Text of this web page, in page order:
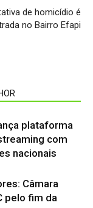
de homicídio é
no Bairro Efapi
plataforma
com
nacionais
Câmara
pelo fim da